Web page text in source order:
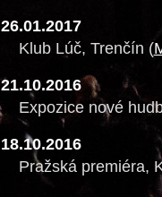
26.01.2017
Klub Lúč, Trenčín (
21.10.2016
Expozice nové
18.10.2016
Pražská premiéra,